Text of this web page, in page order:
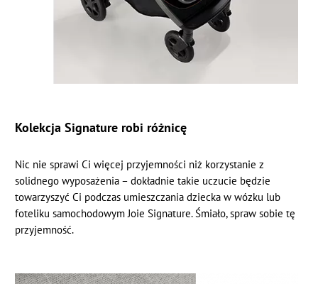
Kolekcja Signature robi różnicę
Nic nie sprawi Ci więcej przyjemności niż korzystanie z
solidnego wyposażenia – dokładnie takie uczucie będzie
towarzyszyć Ci podczas umieszczania dziecka w wózku lub
foteliku samochodowym Joie Signature. Śmiało, spraw sobie tę
przyjemność.